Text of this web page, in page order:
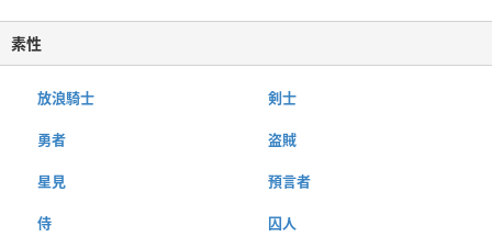
素性
放浪騎士 剣士
勇者 盗賊
星見 預言者
侍 囚人